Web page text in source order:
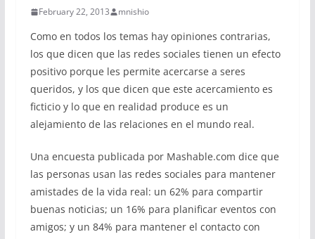
February 22, 2013 mnishio
Como en todos los temas hay opiniones contrarias,
los que dicen que las redes sociales tienen un efecto
positivo porque les permite acercarse a seres
queridos, y los que dicen que este acercamiento es
ficticio y lo que en realidad produce es un
alejamiento de las relaciones en el mundo real.
Una encuesta publicada por Mashable.com dice que
las personas usan las redes sociales para mantener
amistades de la vida real: un 62% para compartir
buenas noticias; un 16% para planificar eventos con
amigos; y un 84% para mantener el contacto con